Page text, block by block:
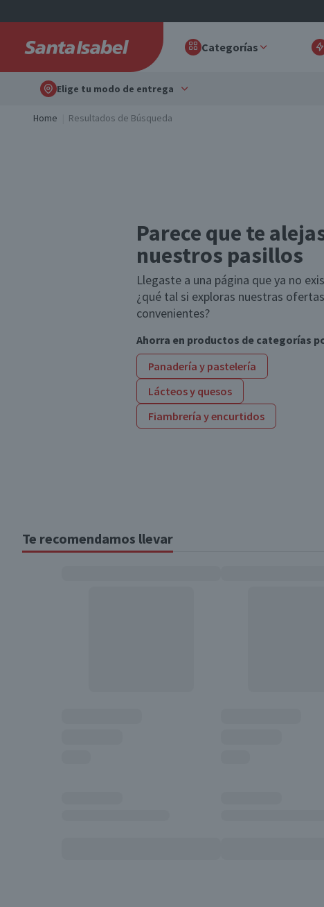
Categorías
Elige tu modo de entrega
Home Resultados de Búsqueda
Parece que te
nuestros pasillos
Llegaste a una página que ya no
¿qué tal si exploras nuestras
convenientes?
Ahorra en productos de categorías
Panadería y pastelería
Lácteos y quesos
Fiambrería y encurtidos
Te recomendamos llevar